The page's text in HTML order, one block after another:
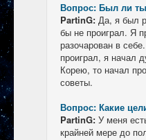
Вопрос: Был ли ты
PartinG: Да, я был
бы не проиграл. Я
разочарован в
проиграл, я начал
Корею, то начал
советы.
Вопрос: Какие
PartinG: У меня
крайней мере до